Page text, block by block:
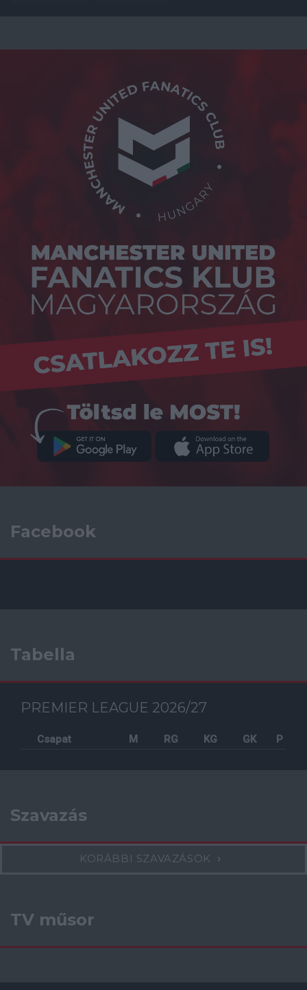
Facebook
Tabella
PREMIER LEAGUE 2026/27
Csapat M RG KG GK P
Szavazás
KORÁBBI SZAVAZÁSOK
TV műsor